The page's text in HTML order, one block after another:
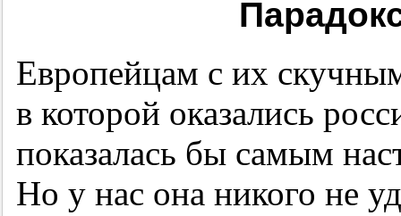
Европейцам с их
в которой оказались
показалась бы самым
Но у нас она никого не